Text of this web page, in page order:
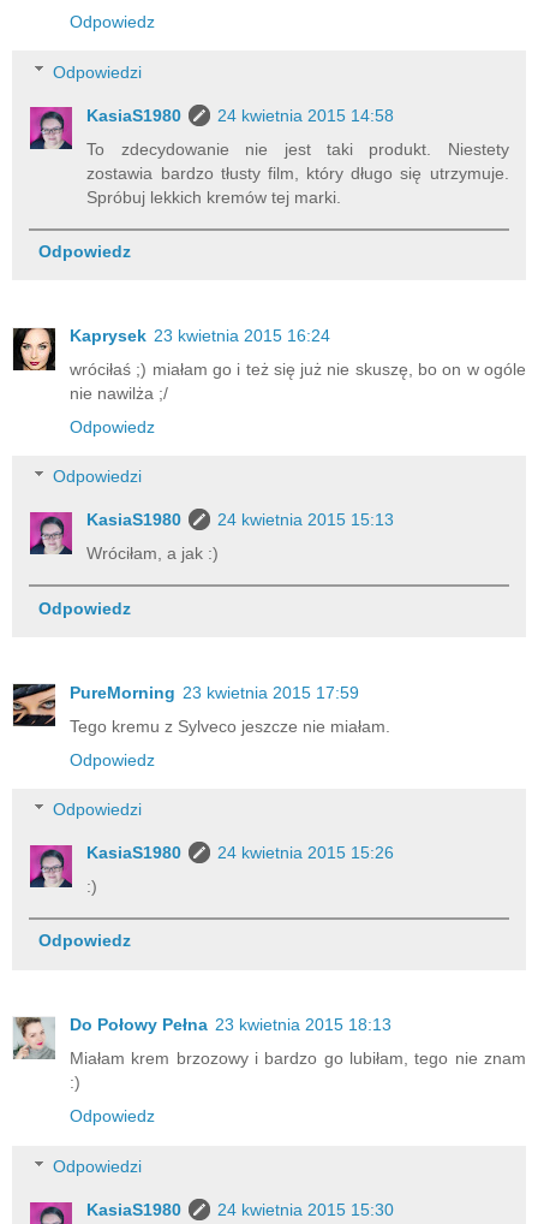
Odpowiedz
Odpowiedzi
KasiaS1980
24 kwietnia 2015 14:58
To zdecydowanie nie jest taki produkt. Niestety
zostawia bardzo tłusty film, który długo się utrzymuje.
Spróbuj lekkich kremów tej marki.
Odpowiedz
Kaprysek 23 kwietnia 2015 16:24
wróciłaś ;) miałam go i też się już nie skuszę, bo on w ogóle
nie nawilża ;/
Odpowiedz
Odpowiedzi
KasiaS1980
24 kwietnia 2015 15:13
Wróciłam, a jak :)
Odpowiedz
PureMorning 23 kwietnia 2015 17:59
Tego kremu z Sylveco jeszcze nie miałam.
Odpowiedz
Odpowiedzi
KasiaS1980
24 kwietnia 2015 15:26
:)
Odpowiedz
Do Połowy Pełna 23 kwietnia 2015 18:13
Miałam krem brzozowy i bardzo go lubiłam, tego nie znam
:)
Odpowiedz
Odpowiedzi
KasiaS1980
24 kwietnia 2015 15:30